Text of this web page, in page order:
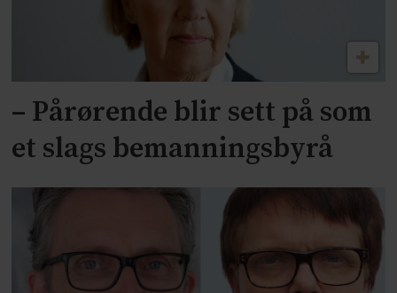
– Pårørende blir sett på som
et slags bemanningsbyrå